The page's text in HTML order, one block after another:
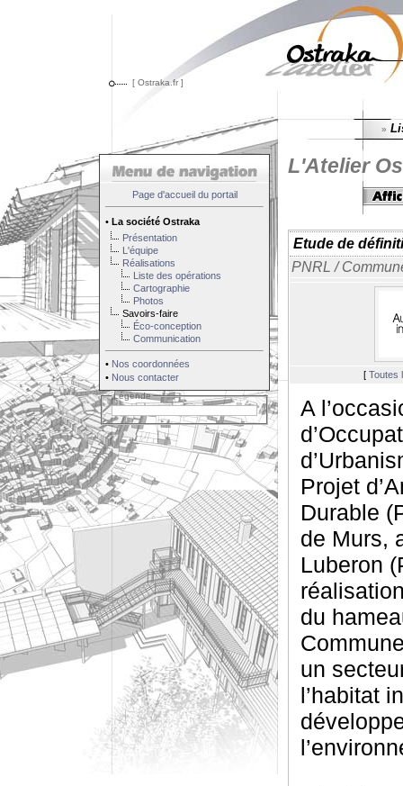
[ Ostraka.fr ]
»
Page d'accueil du portail
• La société Ostraka
Présentation
L'équipe
Réalisations
Liste des opérations
Cartographie
Photos
Savoirs-faire
Éco-conception
Communication
• Nos coordonnées
• Nous contacter
Légende
L'Atelier
Etude de
PNRL /
[ Toutes
A
Projet
Durable
de Murs,
Luberon
du
un
l’habitat